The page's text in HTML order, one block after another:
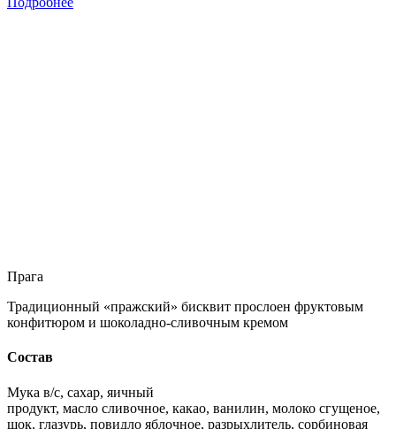
Прага
Традиционный «пражский» бисквит прослоен фруктовым
конфитюром и шоколадно-сливочным кремом
Состав
Мука в/с, сахар, яичный
продукт, масло сливочное, какао, ванилин, молоко сгущеное,
шок. глазурь, повидло яблочное, разрыхлитель, сорбиновая